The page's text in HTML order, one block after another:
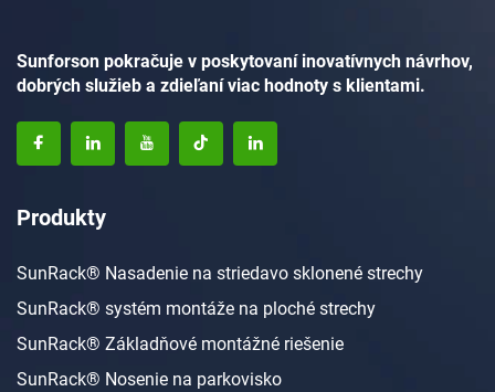
Sunforson pokračuje v poskytovaní inovatívnych návrhov,
dobrých služieb a zdieľaní viac hodnoty s klientami.
Produkty
SunRack® Nasadenie na striedavo sklonené strechy
SunRack® systém montáže na ploché strechy
SunRack® Základňové montážné riešenie
SunRack® Nosenie na parkovisko